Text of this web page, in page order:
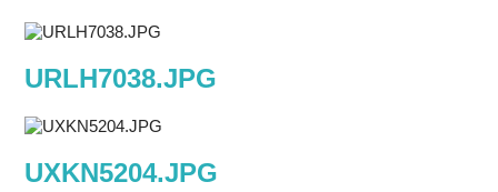
URLH7038.JPG
UXKN5204.JPG